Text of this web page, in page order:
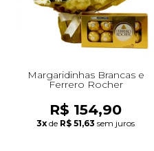
Margaridinhas Brancas e
Ferrero Rocher
R$ 154,90
3x de R$ 51,63 sem juros